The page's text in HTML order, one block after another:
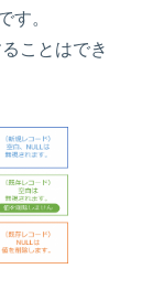
す。
ことはでき